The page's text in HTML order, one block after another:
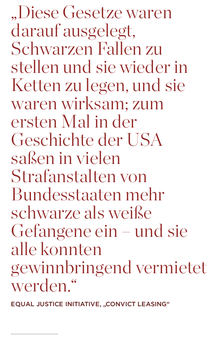
„Diese Gesetze waren
darauf ausgelegt,
Schwarzen Fallen zu
stellen und sie wieder in
Ketten zu legen, und sie
waren wirksam; zum
ersten Mal in der
Geschichte der USA
saßen in vielen
Strafanstalten von
Bundesstaaten mehr
schwarze als weiße
Gefangene ein – und sie
alle konnten
gewinnbringend vermietet
werden.“
EQUAL JUSTICE INITIATIVE, „CONVICT LEASING“